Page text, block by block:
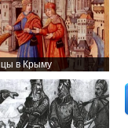
в Крыму